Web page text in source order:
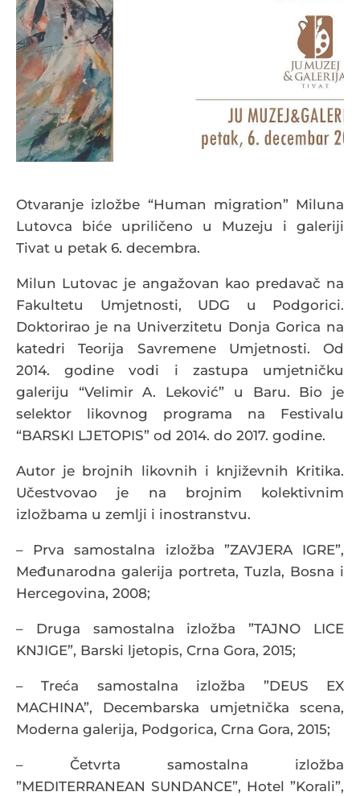
Otvaranje izložbe “Human migration” Miluna
Lutovca biće upriličeno u Muzeju i galeriji
Tivat u petak 6. decembra.
Milun Lutovac je angažovan kao predavač na
Fakultetu Umjetnosti, UDG u Podgorici.
Doktorirao je na Univerzitetu Donja Gorica na
katedri Teorija Savremene Umjetnosti. Od
2014. godine vodi i zastupa umjetničku
galeriju “Velimir A. Leković” u Baru. Bio je
selektor likovnog programa na Festivalu
“BARSKI LJETOPIS” od 2014. do 2017. godine.
Autor je brojnih likovnih i književnih Kritika.
Učestvovao je na brojnim kolektivnim
izložbama u zemlji i inostranstvu.
– Prva samostalna izložba ”ZAVJERA IGRE”,
Međunarodna galerija portreta, Tuzla, Bosna i
Hercegovina, 2008;
– Druga samostalna izložba ”TAJNO LICE
KNJIGE”, Barski ljetopis, Crna Gora, 2015;
– Treća samostalna izložba ”DEUS EX
MACHINA”, Decembarska umjetnička scena,
Moderna galerija, Podgorica, Crna Gora, 2015;
– Četvrta samostalna izložba
”MEDITERRANEAN SUNDANCE”, Hotel ”Korali”,